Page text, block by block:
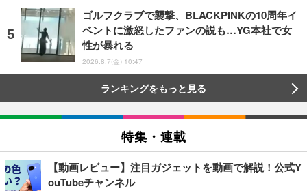
ゴルフクラブで襲撃、BLACKPINKの10周年イ
ベントに激怒したファンの説も…YG本社で女
性が暴れる
2026.8.7(金) 10:47
ランキングをもっと見る
特集・連載
【動画レビュー】注目ガジェットを動画で解説！公式Y
ouTubeチャンネル